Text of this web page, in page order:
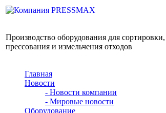
Производство оборудования для сортировки,
прессования и измельчения отходов
Главная
Новости
- Новости компании
- Мировые новости
Оборудование